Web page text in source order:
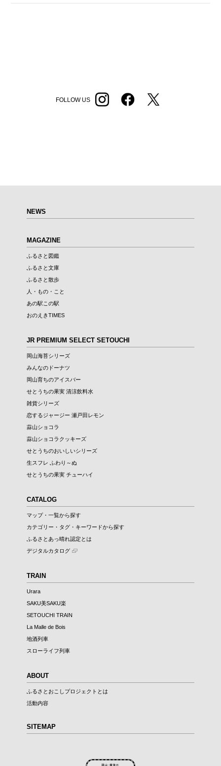
FOLLOW US
NEWS
MAGAZINE
ふるさと図鑑
ふるさと文庫
ふるさと散歩
人・もの・こと
あの駅この駅
おのえきTIMES
JR PREMIUM SELECT SETOUCHI
岡山海苔シリーズ
みんなのドーナツ
岡山育ちのアイスバー
せとうちの果実 清涼飲料水
雑貨シリーズ
恋するジャージー 瀬戸田レモン
蒜山ショコラ
蒜山ショコラクッキーズ
せとうちのおいしいシリーズ
生スフレ ふわり～ぬ
せとうちの果実 チューハイ
CATALOG
マップ・一覧から探す
カテゴリー・タグ・キーワードから探す
ふるさとあっ晴れ認定とは
デジタルカタログ
TRAIN
Urara
SAKU美SAKU楽
SETOUCHI TRAIN
La Malle de Bois
地酒列車
スローライフ列車
ABOUT
ふるさとおこしプロジェクトとは
活動内容
SITEMAP